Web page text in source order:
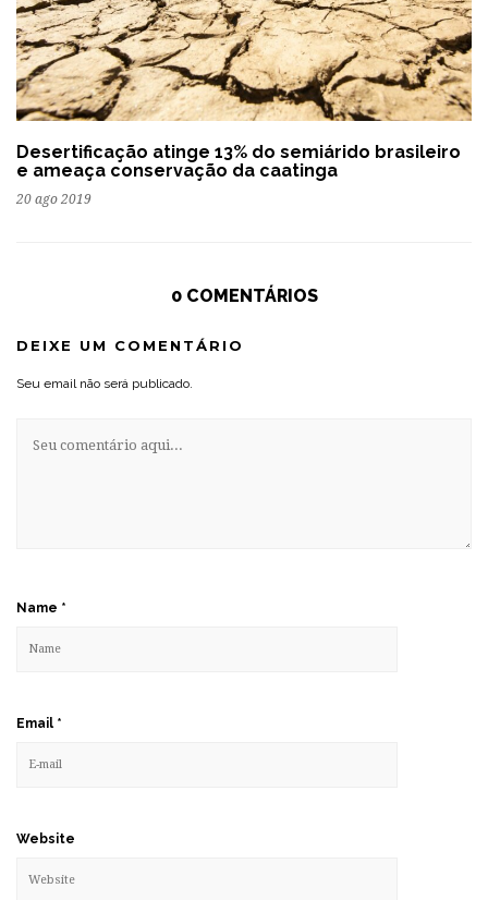
Desertificação atinge 13% do semiárido brasileiro
e ameaça conservação da caatinga
20 ago 2019
0 COMENTÁRIOS
DEIXE UM COMENTÁRIO
Seu email não será publicado.
Name *
Email *
Website